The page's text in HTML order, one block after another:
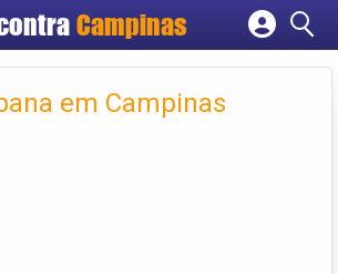
Campinas
Cadastrar empresa
Criar conta
em Campinas